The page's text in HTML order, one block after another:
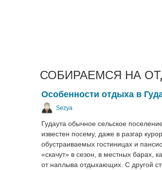
СОБИРАЕМСЯ НА
Особенности отдыха в
Sezya
Гудаута обычное сельское
известен посему, даже в разгар
обустраиваемых гостиницах и
«скачут» в сезон, в местных барах,
от наплыва отдыхающих. С другой